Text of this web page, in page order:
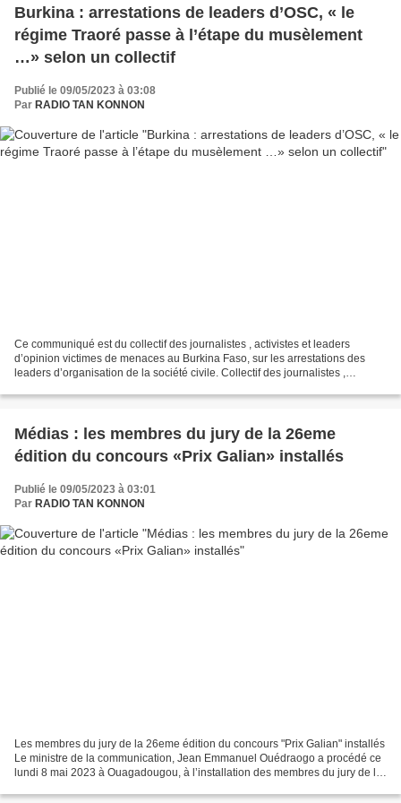
Burkina : arrestations de leaders d’OSC, « le
régime Traoré passe à l’étape du musèlement
…» selon un collectif
Publié le 09/05/2023 à 03:08
Par RADIO TAN KONNON
Ce communiqué est du collectif des journalistes , activistes et leaders
d’opinion victimes de menaces au Burkina Faso, sur les arrestations des
leaders d’organisation de la société civile. Collectif des journalistes ,
Médias : les membres du jury de la 26eme
édition du concours «Prix Galian» installés
Publié le 09/05/2023 à 03:01
Par RADIO TAN KONNON
Les membres du jury de la 26eme édition du concours "Prix Galian" installés
Le ministre de la communication, Jean Emmanuel Ouédraogo a procédé ce
lundi 8 mai 2023 à Ouagadougou, à l’installation des membres du jury de la